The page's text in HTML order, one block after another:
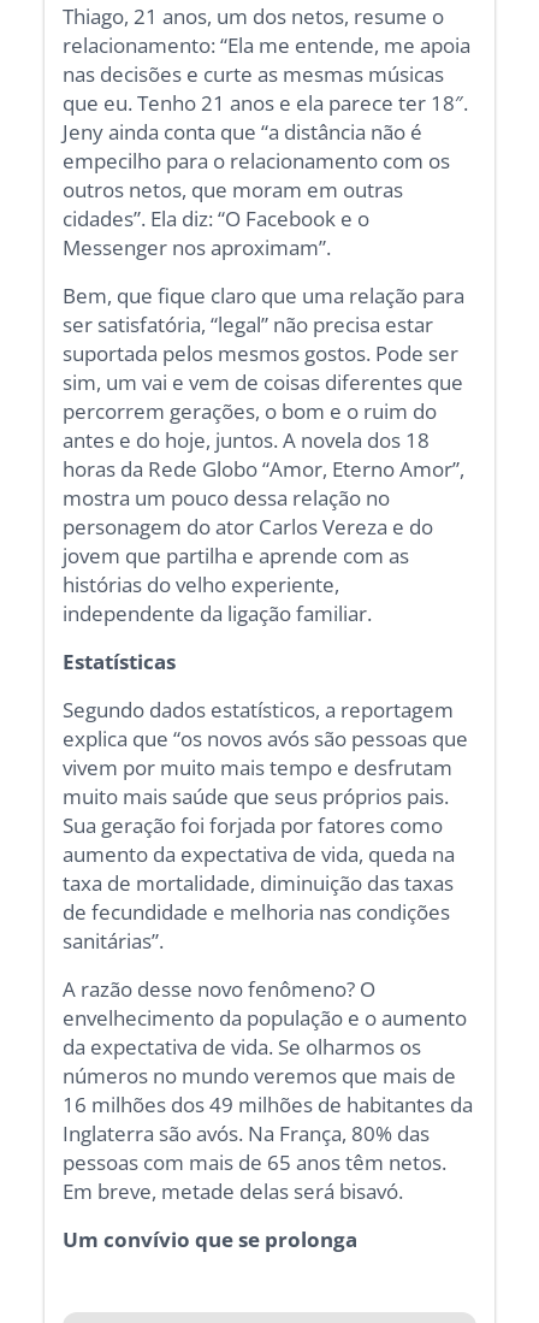
Thiago, 21 anos, um dos netos, resume o
relacionamento: “Ela me entende, me apoia
nas decisões e curte as mesmas músicas
que eu. Tenho 21 anos e ela parece ter 18″.
Jeny ainda conta que “a distância não é
empecilho para o relacionamento com os
outros netos, que moram em outras
cidades”. Ela diz: “O Facebook e o
Messenger nos aproximam”.
Bem, que fique claro que uma relação para
ser satisfatória, “legal” não precisa estar
suportada pelos mesmos gostos. Pode ser
sim, um vai e vem de coisas diferentes que
percorrem gerações, o bom e o ruim do
antes e do hoje, juntos. A novela dos 18
horas da Rede Globo “Amor, Eterno Amor”,
mostra um pouco dessa relação no
personagem do ator Carlos Vereza e do
jovem que partilha e aprende com as
histórias do velho experiente,
independente da ligação familiar.
Estatísticas
Segundo dados estatísticos, a reportagem
explica que “os novos avós são pessoas que
vivem por muito mais tempo e desfrutam
muito mais saúde que seus próprios pais.
Sua geração foi forjada por fatores como
aumento da expectativa de vida, queda na
taxa de mortalidade, diminuição das taxas
de fecundidade e melhoria nas condições
sanitárias”.
A razão desse novo fenômeno? O
envelhecimento da população e o aumento
da expectativa de vida. Se olharmos os
números no mundo veremos que mais de
16 milhões dos 49 milhões de habitantes da
Inglaterra são avós. Na França, 80% das
pessoas com mais de 65 anos têm netos.
Em breve, metade delas será bisavó.
Um convívio que se prolonga